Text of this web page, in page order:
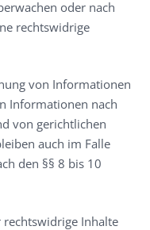
oder nach
rechtswidrige
von Informationen
Informationen nach
von gerichtlichen
auch im Falle
den §§ 8 bis 10
Inhalte